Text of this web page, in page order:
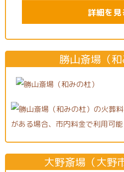
詳細を見
勝山斎場（和
大野斎場（大野